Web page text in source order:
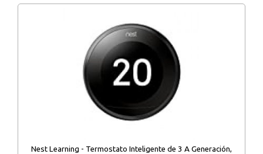
Nest Learning - Termostato Inteligente de 3 A Generación,